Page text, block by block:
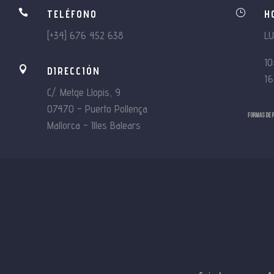

TELÉFONO
[+34] 676 452 638

DIRECCIÓN
C/. Metge Llopis, 9
07470 – Puerto Pollença
Mallorca – Illes Balears
}